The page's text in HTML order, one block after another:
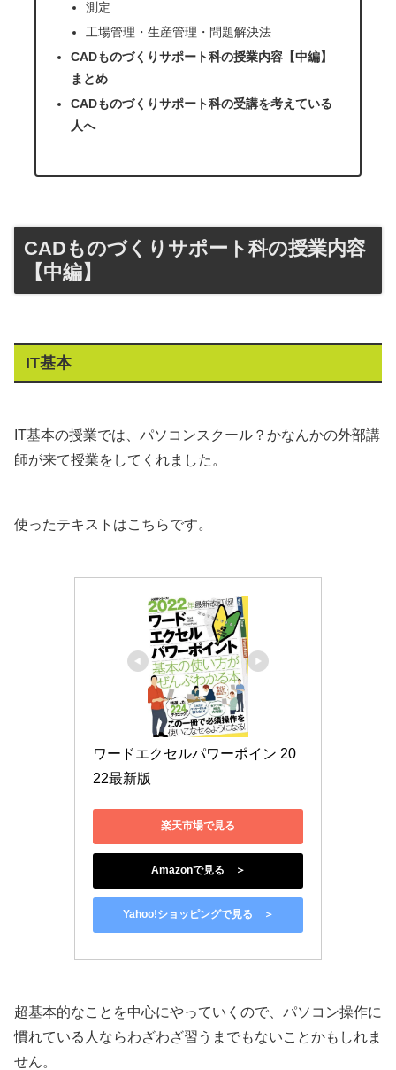
測定
工場管理・生産管理・問題解決法
CADものづくりサポート科の授業内容【中編】
まとめ
CADものづくりサポート科の受講を考えている
人へ
CADものづくりサポート科の授業内容
【中編】
IT基本
IT基本の授業では、パソコンスクール？かなんかの外部講
師が来て授業をしてくれました。
使ったテキストはこちらです。
ワードエクセルパワーポイン 20
22最新版
楽天市場で見る
Amazonで見る ＞
Yahoo!ショッピングで見る ＞
超基本的なことを中心にやっていくので、パソコン操作に
慣れている人ならわざわざ習うまでもないことかもしれま
せん。